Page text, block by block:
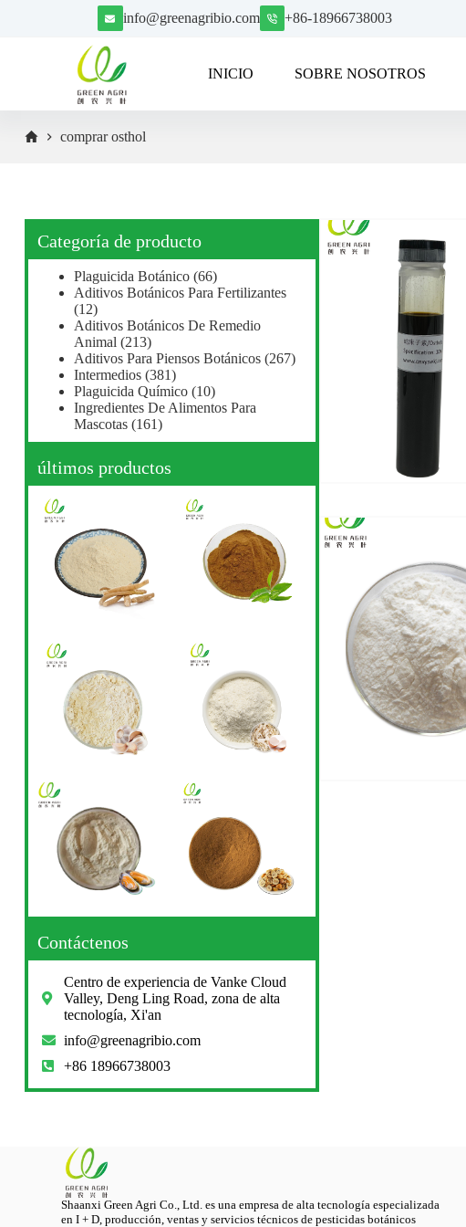
a
info@greenagribio.com +86-18966738003
INICIO SOBRE NOSOTROS
comprar osthol
Categoría de producto
Plaguicida Botánico (66)
Aditivos Botánicos Para Fertilizantes
(12)
Aditivos Botánicos De Remedio
Animal (213)
Aditivos Para Piensos Botánicos (267)
Intermedios (381)
Plaguicida Químico (10)
Ingredientes De Alimentos Para
Mascotas (161)
últimos productos
Contáctenos
Centro de experiencia de Vanke Cloud
Valley, Deng Ling Road, zona de alta
tecnología, Xi'an
info@greenagribio.com
+86 18966738003
Shaanxi Green Agri Co., Ltd. es una empresa de alta tecnología especializada
en I + D, producción, ventas y servicios técnicos de pesticidas botánicos